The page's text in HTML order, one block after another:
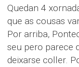
Quedan 4
que as cousas
Por arriba,
seu pero parece
deixarse coller.